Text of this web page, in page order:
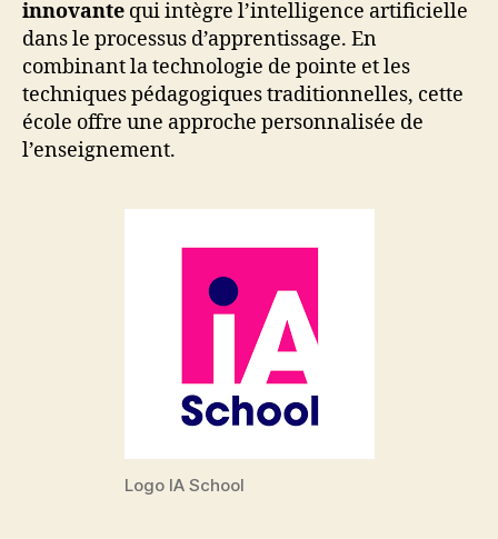
innovante qui intègre l’intelligence artificielle
dans le processus d’apprentissage. En
combinant la technologie de pointe et les
techniques pédagogiques traditionnelles, cette
école offre une approche personnalisée de
l’enseignement.
Logo IA School